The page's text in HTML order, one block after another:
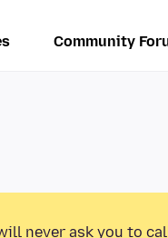
Community
never ask you to